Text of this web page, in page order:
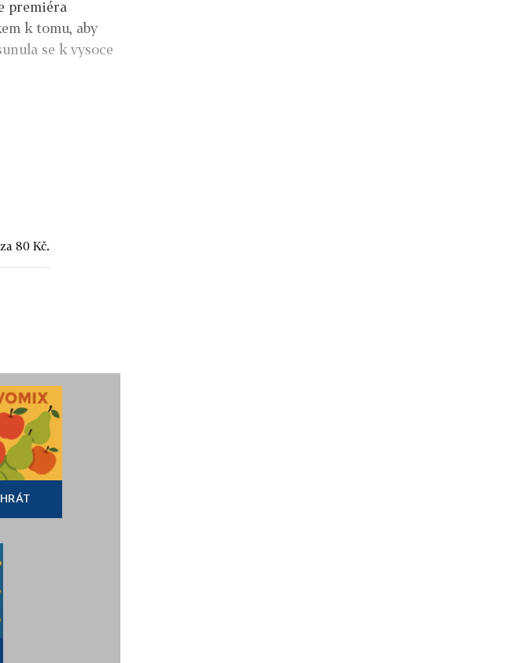
premiéra
k tomu, aby
se k vysoce
za 80 Kč.
HRÁT